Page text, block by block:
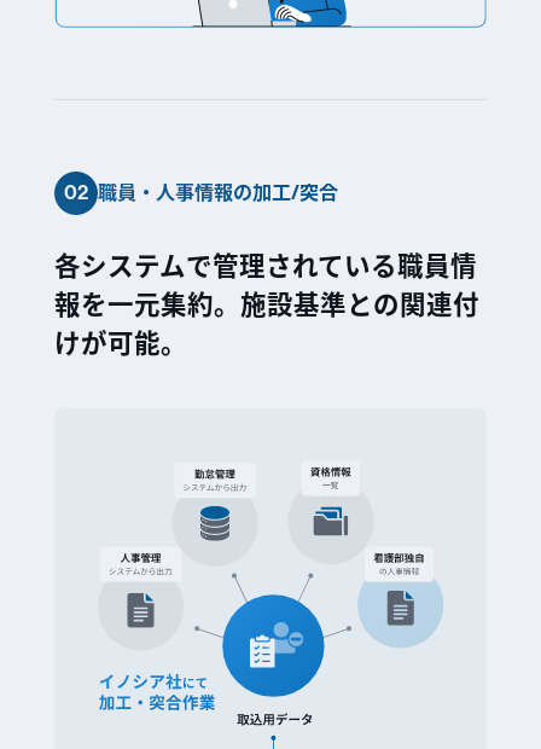
02 職員・人事情報の加工/突合
各システムで管理されている職員情
報を一元集約。施設基準との関連付
けが可能。